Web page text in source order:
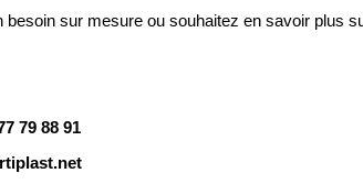
sur mesure ou souhaitez en savoir plus
79 88 91